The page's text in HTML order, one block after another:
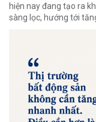
hiện nay đang tạo ra
sàng lọc, hướng tới